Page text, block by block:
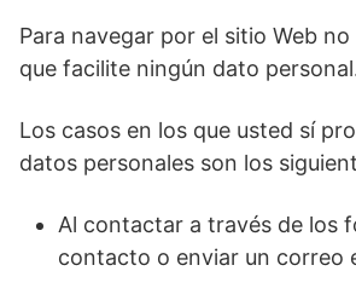
Para navegar por el sitio Web no
que facilite ningún dato
Los casos en los que usted sí
datos personales son los
Al contactar a través de los
contacto o enviar un correo